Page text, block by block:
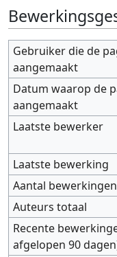
Gebruiker die de
aangemaakt
Datum waarop de
aangemaakt
Laatste bewerker
Laatste bewerking
Aantal bewerkingen
Auteurs totaal
Recente
afgelopen 90